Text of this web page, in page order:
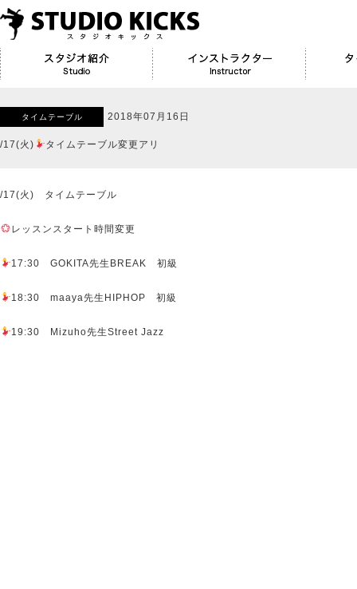
タイムテーブル 2018年07月16日
/17(火) タイムテーブル変更アリ
/17(火) タイムテーブル
レッスンスタート時間変更
17:30 GOKITA先生BREAK 初級
18:30 maaya先生HIPHOP 初級
19:30 Mizuho先生Street Jazz